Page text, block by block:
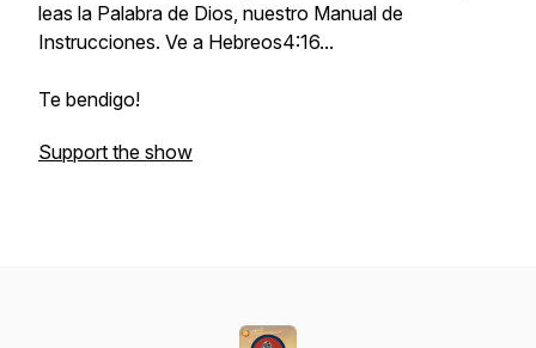
leas la Palabra de Dios, nuestro Manual de
Instrucciones. Ve a Hebreos4:16...
Te bendigo!
Support the show